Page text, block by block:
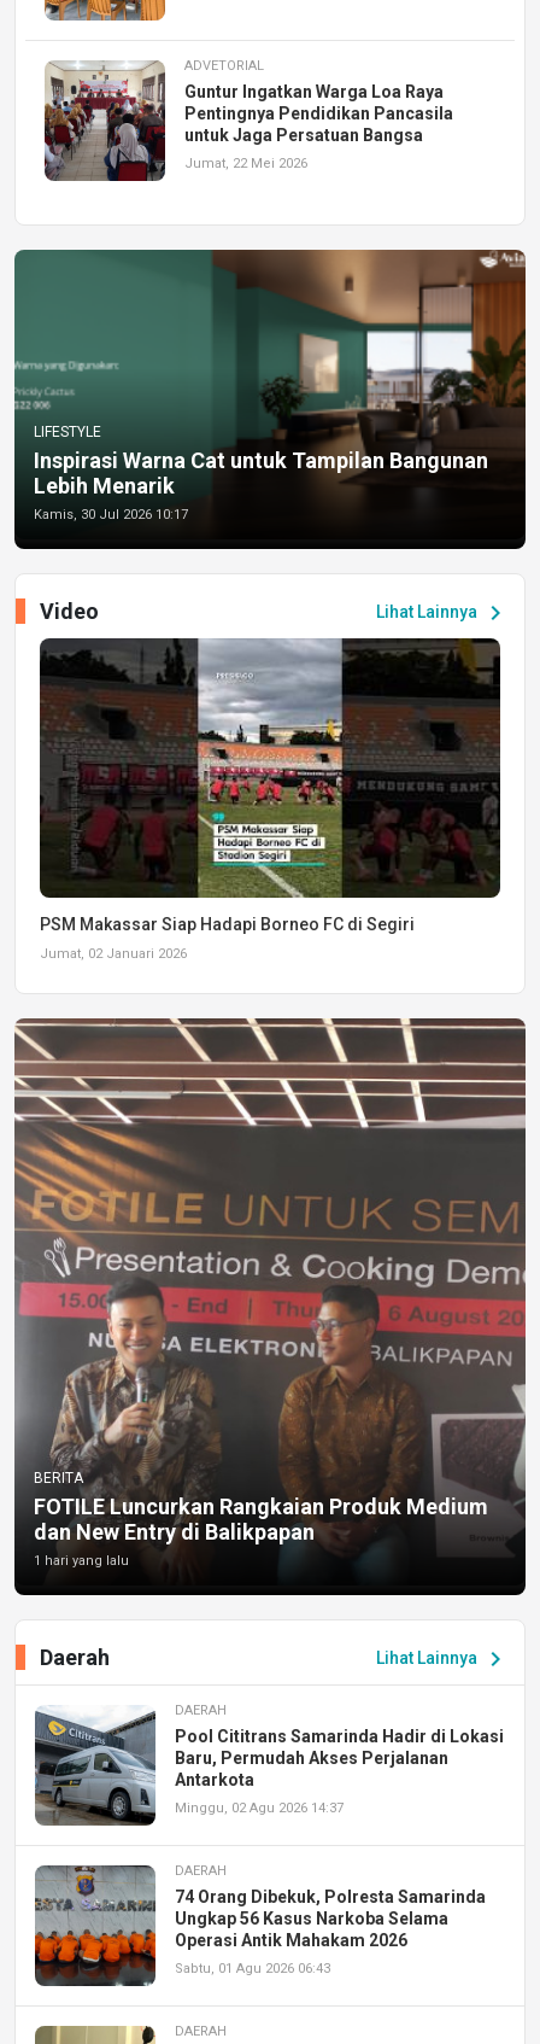
ADVETORIAL
Guntur Ingatkan Warga Loa Raya
Pentingnya Pendidikan Pancasila
untuk Jaga Persatuan Bangsa
Jumat, 22 Mei 2026
LIFESTYLE
Inspirasi Warna Cat untuk Tampilan Bangunan
Lebih Menarik
Kamis, 30 Jul 2026 10:17
Lihat Lainnya chevron_right
Video
PSM Makassar Siap Hadapi Borneo FC di Segiri
Jumat, 02 Januari 2026
BERITA
FOTILE Luncurkan Rangkaian Produk Medium
dan New Entry di Balikpapan
1 hari yang lalu
Lihat Lainnya chevron_right
Daerah
DAERAH
Pool Cititrans Samarinda Hadir di Lokasi
Baru, Permudah Akses Perjalanan
Antarkota
Minggu, 02 Agu 2026 14:37
DAERAH
74 Orang Dibekuk, Polresta Samarinda
Ungkap 56 Kasus Narkoba Selama
Operasi Antik Mahakam 2026
Sabtu, 01 Agu 2026 06:43
DAERAH